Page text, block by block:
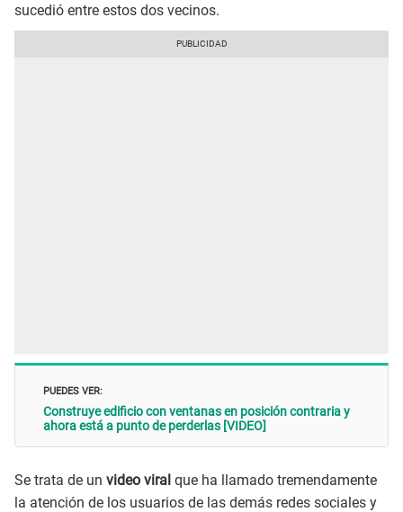
sucedió entre estos dos vecinos.
PUEDES VER:
Construye edificio con ventanas en posición contraria y
ahora está a punto de perderlas [VIDEO]
Se trata de un video viral que ha llamado tremendamente
la atención de los usuarios de las demás redes sociales y